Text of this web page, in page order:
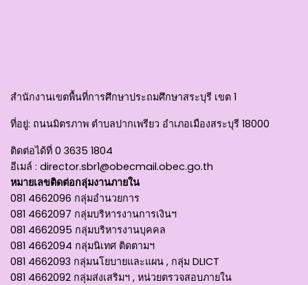
สำนักงานเขตพื้นที่การศึกษาประถมศึกษาสระบุรี เขต 1
ที่อยู่: ถนนมิตรภาพ ตำบลปากเพรียว อำเภอเมืองสระบุรี 18000
ติดต่อได้ที่ 0 3635 1804
อีเมล์ : director.sbr1@obecmail.obec.go.th
หมายเลขติดต่อกลุ่มงานภายใน
081 4662096 กลุ่มอำนวยการ
081 4662097 กลุ่มบริหารงานการเงินฯ
081 4662095 กลุ่มบริหารงานบุคคล
081 4662094 กลุ่มนิเทศ ติดตามฯ
081 4662093 กลุ่มนโยบายและแผน , กลุ่ม DLICT
081 4662092 กลุ่มส่งเสริมฯ , หน่วยตรวจสอบภายใน